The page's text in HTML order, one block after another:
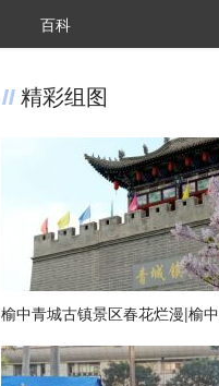
百科
精彩组图
榆中青城古镇景区春花烂漫|榆中